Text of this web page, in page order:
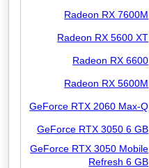
Radeon RX 7600M
Radeon RX 5600 XT
Radeon RX 6600
Radeon RX 5600M
GeForce RTX 2060 Max-Q
GeForce RTX 3050 6 GB
GeForce RTX 3050 Mobile
Refresh 6 GB